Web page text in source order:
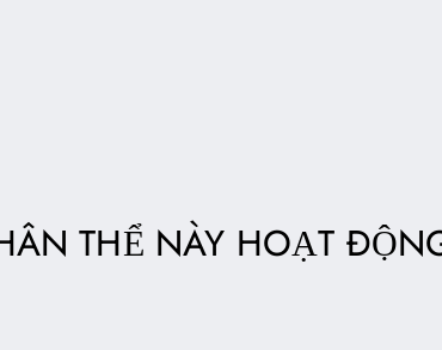
THỂ NÀY HOẠT